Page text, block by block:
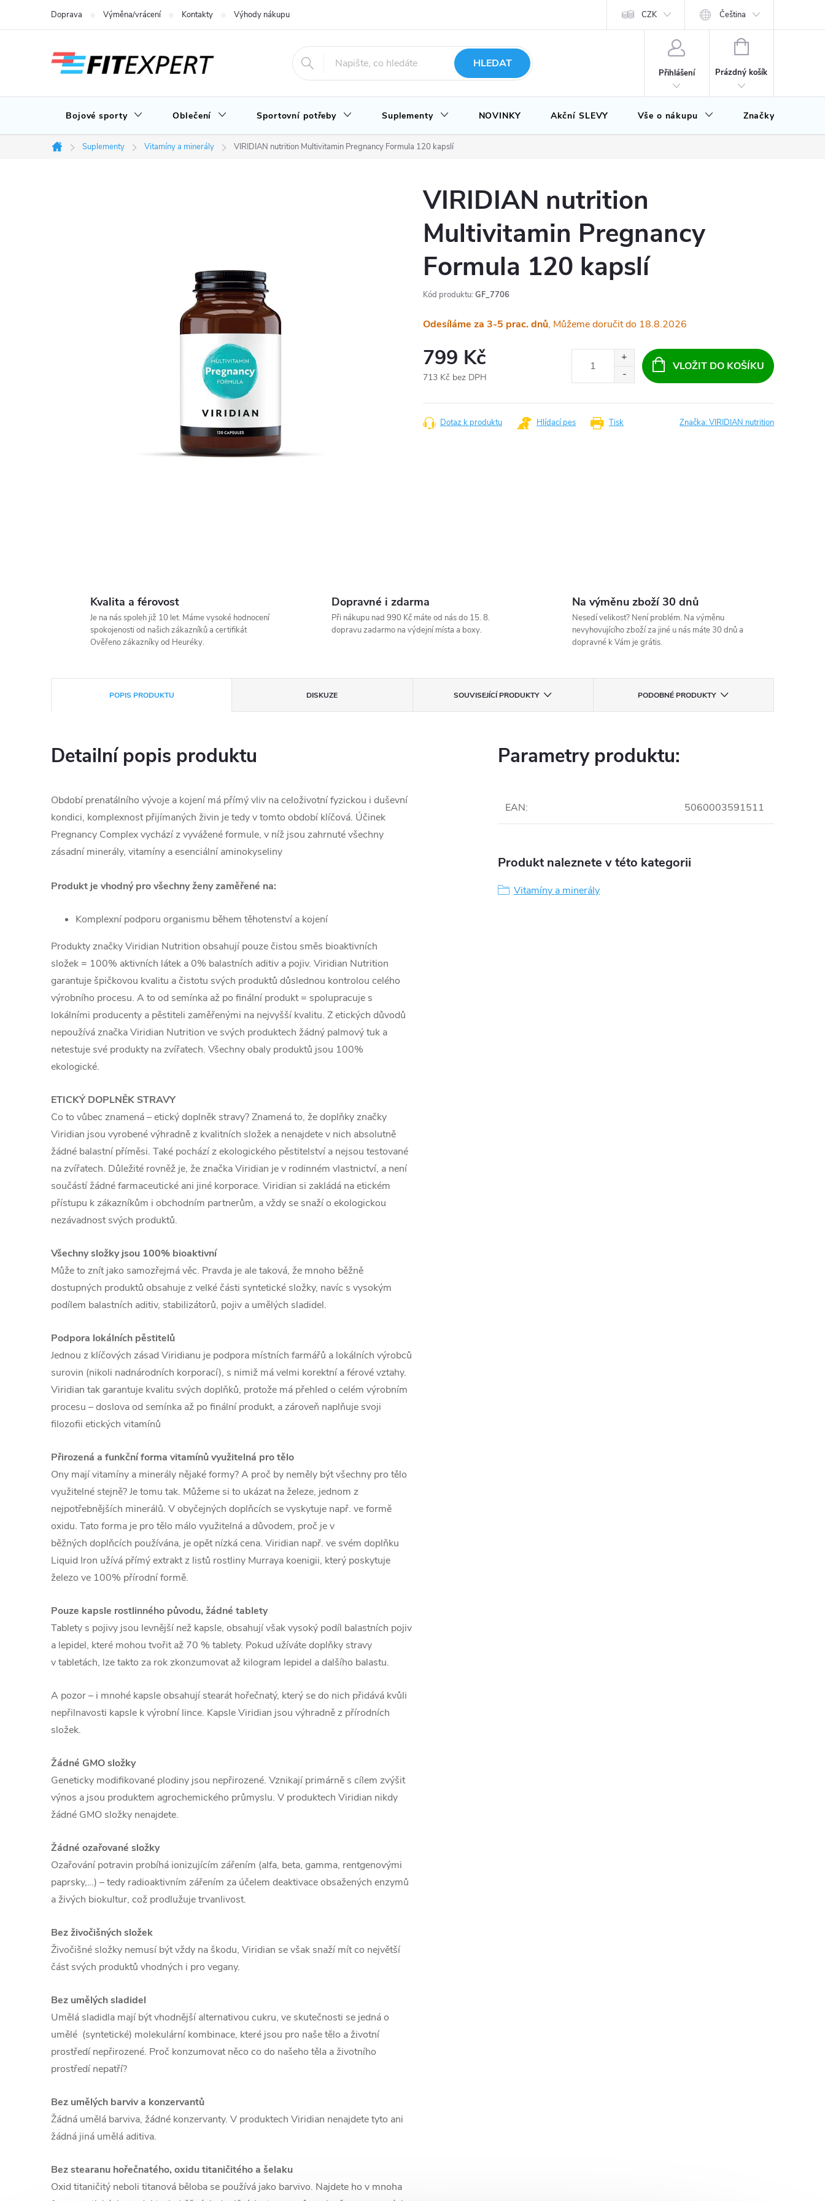
Doprava Výměna/vrácení Kontakty Výhody nákupu u nás CZK Čeština
HLEDAT
Přihlášení
NÁKUPNÍ
Prázdný košík
Bojové sporty Oblečení Sportovní potřeby Suplementy NOVINKY Akční SLEVY Vše o nákupu Značky
Domů
Suplementy Vitamíny a minerály VIRIDIAN nutrition Multivitamin Pregnancy Formula 120 kapslí
VIRIDIAN nutrition
Multivitamin Pregnancy
Formula 120 kapslí
Kód produktu: GF_7706
Odesíláme za 3-5 prac. dnů 18.8.2026
799 Kč
713 Kč bez DPH
cena:
VLOŽIT DO KOŠÍKU
Tisk
Dotaz k produktu Hlídací pes Značka:VIRIDIAN nutrition
Kvalita a férovost
Je na nás spoleh již 10 let. Máme vysoké hodnocení
spokojenosti od našich zákazníků a certifikát
Ověřeno zákazníky od Heuréky.
Dopravné i zdarma
Při nákupu nad 990 Kč máte od nás do 15. 8.
dopravu zadarmo na výdejní místa a boxy.
Na výměnu zboží 30 dnů
Nesedí velikost? Není problém. Na výměnu
nevyhovujícího zboží za jiné u nás máte 30 dnů a
dopravné k Vám je grátis.
POPIS PRODUKTU DISKUZE SOUVISEJÍCÍ PRODUKTY PODOBNÉ PRODUKTY
Detailní popis produktu
Období prenatálního vývoje a kojení má přímý vliv na celoživotní fyzickou i duševní
kondici, komplexnost přijímaných živin je tedy v tomto období klíčová. Účinek
Pregnancy Complex vychází z vyvážené formule, v níž jsou zahrnuté všechny
zásadní minerály, vitamíny a esenciální aminokyseliny
Produkt je vhodný pro všechny ženy zaměřené na:
Komplexní podporu organismu během těhotenství a kojení
Produkty značky Viridian Nutrition obsahují pouze čistou směs bioaktivních
složek = 100% aktivních látek a 0% balastních aditiv a pojiv. Viridian Nutrition
garantuje špičkovou kvalitu a čistotu svých produktů důslednou kontrolou celého
výrobního procesu. A to od semínka až po finální produkt = spolupracuje s
lokálními producenty a pěstiteli zaměřenými na nejvyšší kvalitu. Z etických důvodů
nepoužívá značka Viridian Nutrition ve svých produktech žádný palmový tuk a
netestuje své produkty na zvířatech. Všechny obaly produktů jsou 100%
ekologické.
ETICKÝ DOPLNĚK STRAVY
Co to vůbec znamená – etický doplněk stravy? Znamená to, že doplňky značky
Viridian jsou vyrobené výhradně z kvalitních složek a nenajdete v nich absolutně
žádné balastní příměsi. Také pochází z ekologického pěstitelství a nejsou testované
na zvířatech. Důležité rovněž je, že značka Viridian je v rodinném vlastnictví, a není
součástí žádné farmaceutické ani jiné korporace. Viridian si zakládá na etickém
přístupu k zákazníkům i obchodním partnerům, a vždy se snaží o ekologickou
nezávadnost svých produktů.
Všechny složky jsou 100% bioaktivní
Může to znít jako samozřejmá věc. Pravda je ale taková, že mnoho běžně
dostupných produktů obsahuje z velké části syntetické složky, navíc s vysokým
podílem balastních aditiv, stabilizátorů, pojiv a umělých sladidel.
Podpora lokálních pěstitelů
Jednou z klíčových zásad Viridianu je podpora místních farmářů a lokálních výrobců
surovin (nikoli nadnárodních korporací), s nimiž má velmi korektní a férové vztahy.
Viridian tak garantuje kvalitu svých doplňků, protože má přehled o celém výrobním
procesu – doslova od semínka až po finální produkt, a zároveň naplňuje svoji
filozofii etických vitamínů
Přirozená a funkční forma vitamínů využitelná pro tělo
Ony mají vitamíny a minerály nějaké formy? A proč by neměly být všechny pro tělo
využitelné stejně? Je tomu tak. Můžeme si to ukázat na železe, jednom z
nejpotřebnějších minerálů. V obyčejných doplňcích se vyskytuje např. ve formě
oxidu. Tato forma je pro tělo málo využitelná a důvodem, proč je v
běžných doplňcích používána, je opět nízká cena. Viridian např. ve svém doplňku
Liquid Iron užívá přímý extrakt z listů rostliny Murraya koenigii, který poskytuje
železo ve 100% přírodní formě.
Pouze kapsle rostlinného původu, žádné tablety
Tablety s pojivy jsou levnější než kapsle, obsahují však vysoký podíl balastních pojiv
a lepidel, které mohou tvořit až 70 % tablety. Pokud užíváte doplňky stravy
v tabletách, lze takto za rok zkonzumovat až kilogram lepidel a dalšího balastu.
A pozor – i mnohé kapsle obsahují stearát hořečnatý, který se do nich přidává kvůli
nepřilnavosti kapsle k výrobní lince. Kapsle Viridian jsou výhradně z přírodních
složek.
Žádné GMO složky
Geneticky modifikované plodiny jsou nepřirozené. Vznikají primárně s cílem zvýšit
výnos a jsou produktem agrochemického průmyslu. V produktech Viridian nikdy
žádné GMO složky nenajdete.
Žádné ozařované složky
Ozařování potravin probíhá ionizujícím zářením (alfa, beta, gamma, rentgenovými
paprsky,…) – tedy radioaktivním zářením za účelem deaktivace obsažených enzymů
a živých biokultur, což prodlužuje trvanlivost.
Bez živočišných složek
Živočišné složky nemusí být vždy na škodu, Viridian se však snaží mít co největší
část svých produktů vhodných i pro vegany.
Bez umělých sladidel
Umělá sladidla mají být vhodnější alternativou cukru, ve skutečnosti se jedná o
umělé (syntetické) molekulární kombinace, které jsou pro naše tělo a životní
prostředí nepřirozené. Proč konzumovat něco co do našeho těla a životního
prostředí nepatří?
Bez umělých barviv a konzervantů
Žádná umělá barviva, žádné konzervanty. V produktech Viridian nenajdete tyto ani
žádná jiná umělá aditiva.
Bez stearanu hořečnatého, oxidu titaničitého a šelaku
Oxid titaničitý neboli titanová běloba se používá jako barvivo. Najdete ho v mnoha
Parametry produktu:
EAN: 5060003591511
Produkt naleznete v této kategorii
Vitamíny a minerály